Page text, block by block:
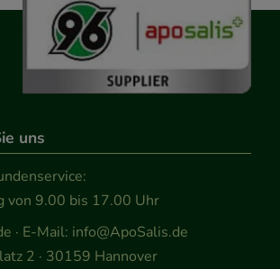
uns
von 9.00 bis 17.00 Uhr
· E-Mail: info@ApoSalis.de
2 · 30159 Hannover